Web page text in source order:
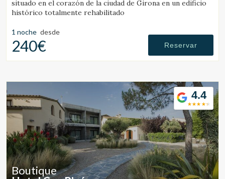
situado en el corazón de la ciudad de Girona en un edificio
histórico totalmente rehabilitado
1 noche desde
240€ Reservar
4.4
Boutique